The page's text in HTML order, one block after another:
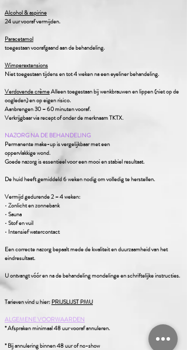
Alcohol & aspirine
24 uur vooraf vermijden.
Paracetamol
toegestaan voorafgaand aan de behandeling.
Wimperextensions
Niet toegestaan tijdens en tot 4 weken na een eyeliner behandeling.
Verdovende crèmeAlleen toegestaan bij wenkbrauwen en lippen (niet op de
oogleden) en op eigen risico.
Aanbrengen 30 – 60 minuten vooraf.
Verkrijgbaar via recept of onder de merknaam TKTX.
NAZORG NA DE BEHANDELING
Permanente make-up is vergelijkbaar met een
oppervlakkige wond.
Goede nazorg is essentieel voor een mooi en stabiel resultaat.
De huid heeft gemiddeld 6 weken nodig om volledig te herstellen.
Vermijd gedurende 2 – 4 weken:
• Zonlicht en zonnebank
• Sauna
• Stof en vuil
• Intensief watercontact
Een correcte nazorg bepaalt mede de kwaliteit en duurzaamheid van het
eindresultaat.
U ontvangt vóór en na de behandeling mondelinge en schriftelijkeinstructies.
Tarievenvindu hier: PRIJSLIJST PMU
ALGEMENE VOORWAARDEN
* Afsprakenminimaal 48 uur voorafannuleren.
* Bijannulering binnen 48 uur of no-show